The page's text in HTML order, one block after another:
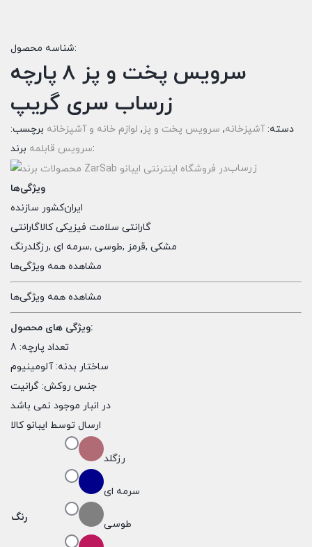
شناسه محصول:
سرویس پخت و پز 8 پارچه
زرساب سری گریپ
دسته:آشپزخانه, سرویس پخت و پز, لوازم خانه و آشپزخانه برچسب:
سرویس قابلمهبرند:
زرساب
ویژگی‌ها
کشور سازندهایران
گارانتیگارانتی سلامت فیزیکی کالا
رنگرزگلد, سرمه ای, طوسی, قرمز, مشکی
مشاهده همه ویژگی‌ها
مشاهده همه ویژگی‌ها
ویژگی های محصول:
تعداد پارچه: 8
ساختار بدنه:آلومینیوم
جنس روکش: گرانیت
در انبار موجود نمی باشد
ارسال توسط ایبانو کالا
رنگ
رزگلد
سرمه ای
طوسی